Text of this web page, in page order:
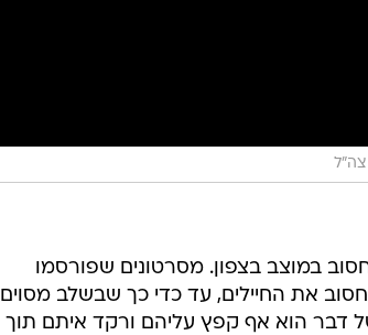
צה"ל
במוצב בצפון. מסרטונים שפורסמו
את החיילים, עד כדי כך שבשלב מסוים
דבר הוא אף קפץ עליהם ורקד איתם תוך